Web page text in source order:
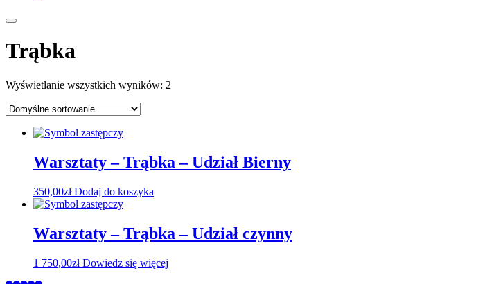
Trąbka
Wyświetlanie wszystkich wyników: 2
Warsztaty – Trąbka – Udział Bierny
350,00zł Dodaj do koszyka
Warsztaty – Trąbka – Udział czynny
1 750,00zł Dowiedz się więcej